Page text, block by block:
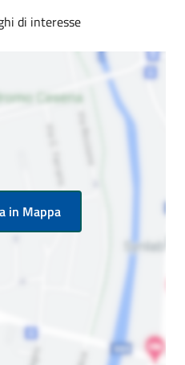
di interesse
in Mappa